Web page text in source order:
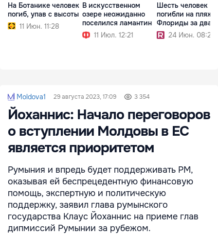
На Ботанике человек
погиб, упав с высоты
11 Июн. 11:28
В искусственном
озере неожиданно
поселился ламантин
11 Июл. 12:21
Шесть человек
погибли на
Флориды за два
24 Июн. 08:22
Moldova1 29 августа 2023, 17:09 3 354
Йоханнис: Начало переговоров
о вступлении Молдовы в ЕС
является приоритетом
Румыния и впредь будет поддерживать РМ,
оказывая ей беспрецедентную финансовую
помощь, экспертную и политическую
поддержку, заявил глава румынского
государства Клаус Йоханнис на приеме глав
дипмиссий Румынии за рубежом.